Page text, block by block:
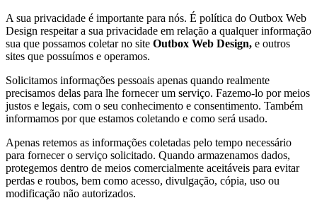
A sua privacidade é importante para nós. É política do Outbox Web
Design respeitar a sua privacidade em relação a qualquer informação
sua que possamos coletar no site Outbox Web Design, e outros
sites que possuímos e operamos.
Solicitamos informações pessoais apenas quando realmente
precisamos delas para lhe fornecer um serviço. Fazemo-lo por meios
justos e legais, com o seu conhecimento e consentimento. Também
informamos por que estamos coletando e como será usado.
Apenas retemos as informações coletadas pelo tempo necessário
para fornecer o serviço solicitado. Quando armazenamos dados,
protegemos dentro de meios comercialmente aceitáveis ​​para evitar
perdas e roubos, bem como acesso, divulgação, cópia, uso ou
modificação não autorizados.